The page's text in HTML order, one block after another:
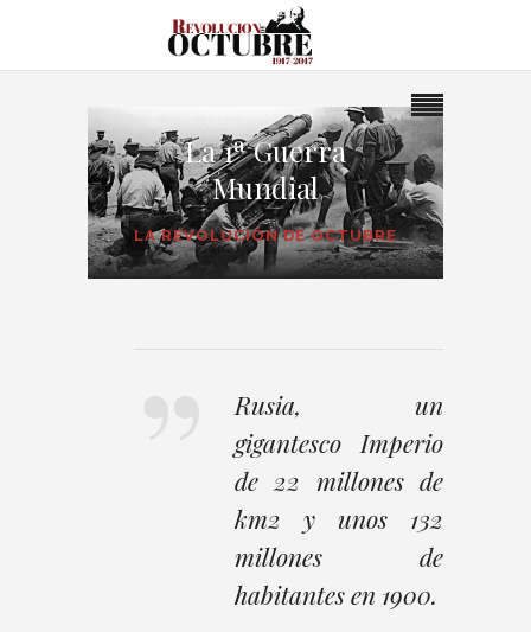
La 1ª Guerra
Mundial
LA REVOLUCIÓN DE OCTUBRE
Rusia, un
gigantesco Imperio
de 22 millones de
km2 y unos 132
millones de
habitantes en 1900.